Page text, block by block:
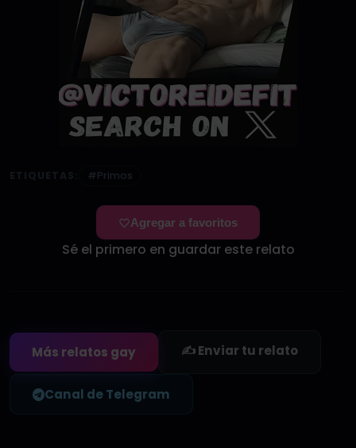
#Primos
Agregar a favoritos
Sé el primero en guardar este relato
Más relatos gay ✍️ Enviar tu relato
Canal de Telegram